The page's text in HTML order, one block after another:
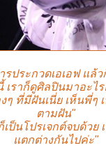
รประกวดเอเอฟ แล้ว
เราก็ดูศิลปินมาอะไ
ๆ ที่มีฝันเนี่ย เห็นพี่ๆ
ตามฝัน"
เป็นโปรเจกต์จบด้วย
แตกต่างกันไปค่ะ"